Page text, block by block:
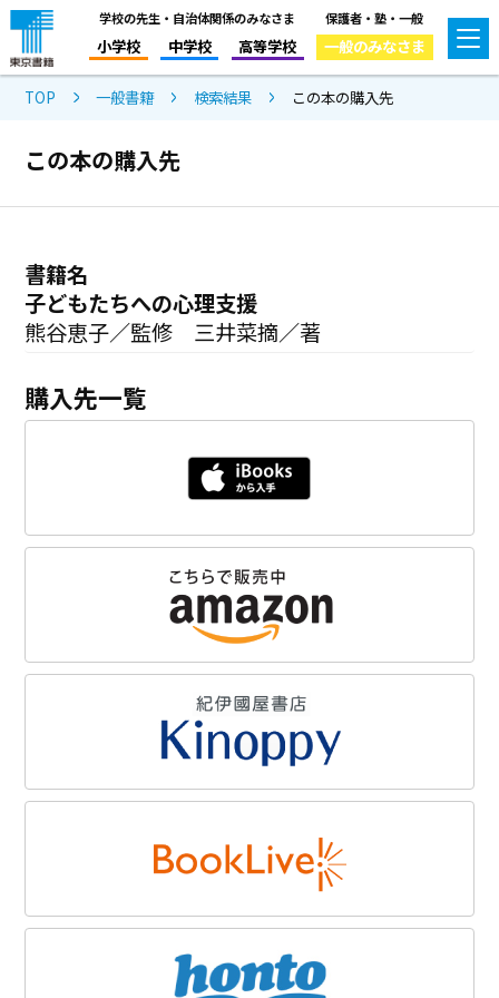
学校の先生・自治体関係のみなさま
小学校 中学校 高等学校
保護者・塾・一般
一般のみなさま
TOP 一般書籍 検索結果 この本の購入先
この本の購入先
書籍名
子どもたちへの心理支援
熊谷恵子／監修 三井菜摘／著
購入先一覧